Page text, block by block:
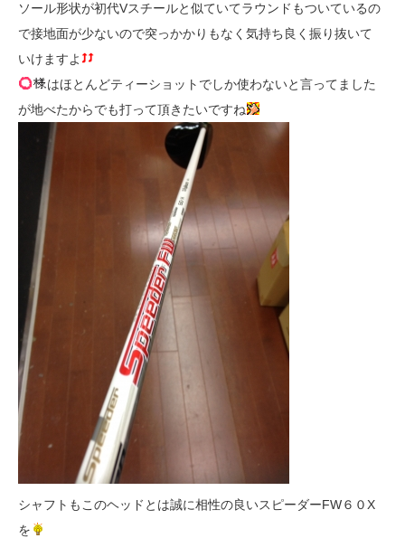
ソール形状が初代Vスチールと似ていてラウンドもついているの
で接地面が少ないので突っかかりもなく気持ち良く振り抜いて
いけますよ
はほとんどティーショットでしか使わないと言ってました
が地べたからでも打って頂きたいですね
シャフトもこのヘッドとは誠に相性の良いスピーダーFW６０X
を